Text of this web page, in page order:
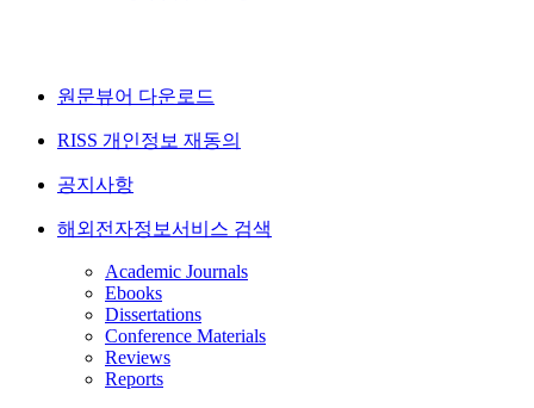
원문뷰어 다운로드
RISS 개인정보 재동의
공지사항
해외전자정보서비스 검색
Academic Journals
Ebooks
Dissertations
Conference Materials
Reviews
Reports